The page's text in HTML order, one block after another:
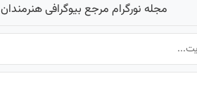
مجله نورگرام مرجع بیوگرافی هنرمندان